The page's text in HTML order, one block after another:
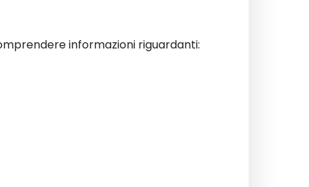
informazioni riguardanti: